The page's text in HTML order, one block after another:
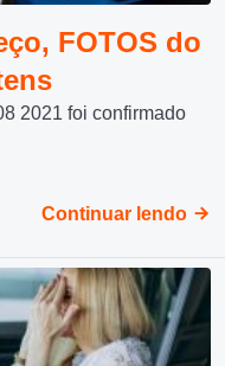
FOTOS do
2021 foi confirmado
Continuar lendo